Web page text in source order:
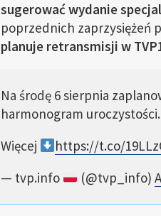
sugerować wydanie
poprzednich zaprzysiężeń
planuje retransmisji w
Na środę 6 sierpnia
harmonogram uroczystości.
Więcej
https://t.co/
— tvp.info
(@tvp_info)